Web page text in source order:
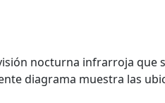
nocturna infrarroja que
diagrama muestra las